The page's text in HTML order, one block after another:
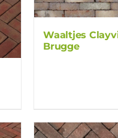
Waaltjes
Brugge